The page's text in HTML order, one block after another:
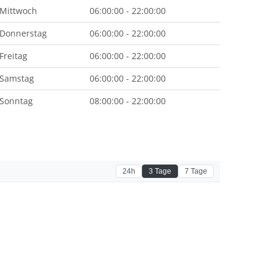
Mittwoch
06:00:00 - 22:00:00
Donnerstag
06:00:00 - 22:00:00
Freitag
06:00:00 - 22:00:00
Samstag
06:00:00 - 22:00:00
Sonntag
08:00:00 - 22:00:00